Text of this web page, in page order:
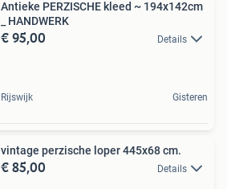
Antieke PERZISCHE kleed ~ 194x142cm
_ HANDWERK
€ 95,00 Details
Rijswijk Gisteren
vintage perzische loper 445x68 cm.
€ 85,00 Details